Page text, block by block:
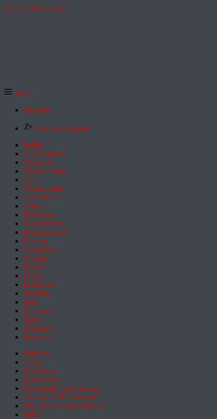
Zum Inhalt springen
Menü
Startseite
Exklusive Artikel
Politik
ZEITmagazin
Wirtschaft
Wochenmarkt
Geld
Wochenende
Gesellschaft
Arbeit
Feuilleton
Wissenschaft
Pol. Feuilleton
Bildung
Gesundheit
Campus
Familie
Digital
Entdecken
Mobilität
Sinn
Hamburg
Sport
Österreich
Schweiz
Podcasts
Video
Newsletter
Schlagzeilen
Daten und Visualisierung
Aktuelle ZEIT-Ausgabe
DIE ZEIT Ausgabenarchiv
Spiele